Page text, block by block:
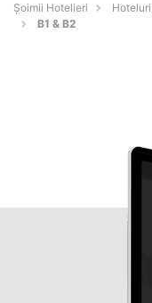
Șoimii Hotelieri
B1 & B2